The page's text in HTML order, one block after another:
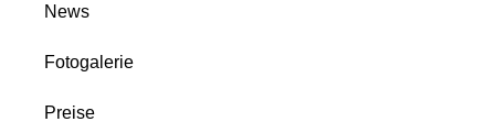
News
Fotogalerie
Preise